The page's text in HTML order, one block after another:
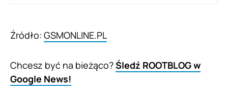
Źródło: GSMONLINE.PL
Chcesz być na bieżąco?Śledź ROOTBLOG w
Google News!